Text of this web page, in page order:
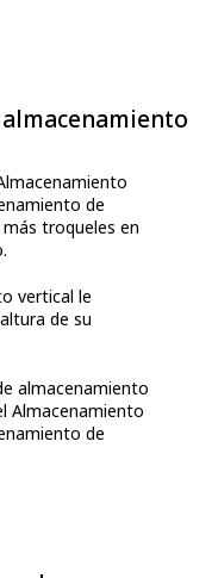
de
troqueles en
vertical le
de su
almacenamiento
Almacenamiento
de